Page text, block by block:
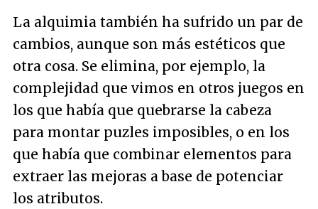
La alquimia también ha sufrido un par de
cambios, aunque son más estéticos que
otra cosa. Se elimina, por ejemplo, la
complejidad que vimos en otros juegos en
los que había que quebrarse la cabeza
para montar puzles imposibles, o en los
que había que combinar elementos para
extraer las mejoras a base de potenciar
los atributos.